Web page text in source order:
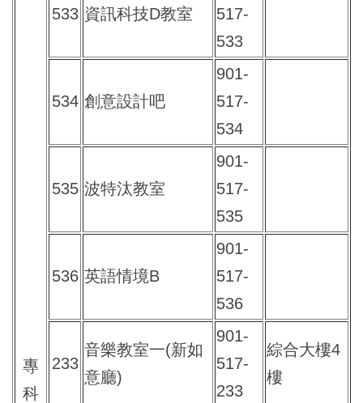
專
科
533 資訊科技D教室
517-
533
534 創意設計吧
901-
517-
534
535 波特汰教室
901-
517-
535
536 英語情境B
901-
517-
536
233
音樂教室一(新如
意廳)
901-
517-
233
綜合大樓4
樓